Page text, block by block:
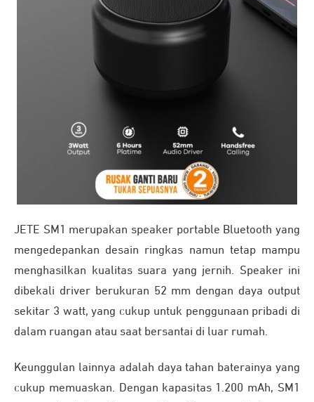
JETE SM1 merupakan speaker portable Bluetooth yang
mengedepankan desain ringkas namun tetap mampu
menghasilkan kualitas suara yang jernih. Speaker ini
dibekali driver berukuran 52 mm dengan daya output
sekitar 3 watt, yang cukup untuk penggunaan pribadi di
dalam ruangan atau saat bersantai di luar rumah.
Keunggulan lainnya adalah daya tahan baterainya yang
cukup memuaskan. Dengan kapasitas 1.200 mAh, SM1